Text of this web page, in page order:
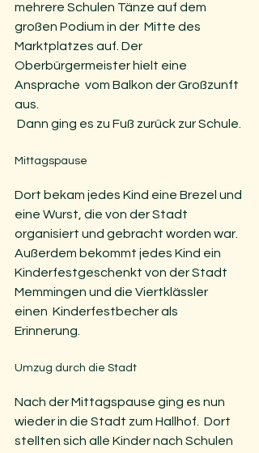
mehrere Schulen Tänze auf dem
großen Podium in der  Mitte des
Marktplatzes auf. Der
Oberbürgermeister hielt eine
Ansprache  vom Balkon der Großzunft
aus.
Dann ging es zu Fuß zurück zur Schule.
Mittagspause
Dort bekam jedes Kind eine Brezel und
eine Wurst, die von der Stadt
organisiert und gebracht worden war.
Außerdem bekommt jedes Kind ein
Kinderfestgeschenkt von der Stadt
Memmingen und die Viertklässler
einen  Kinderfestbecher als
Erinnerung.
Umzug durch die Stadt
Nach der Mittagspause ging es nun
wieder in die Stadt zum Hallhof.  Dort
stellten sich alle Kinder nach Schulen